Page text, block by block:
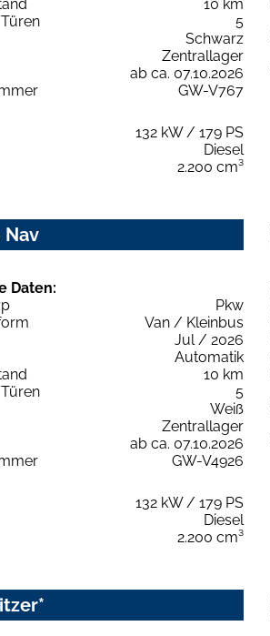
10 km
5
Schwarz
Zentrallager
ab ca. 07.10.2026
GW-V767
132 kW / 179 PS
Diesel
2.200 cm³
Nav
Daten:
Pkw
Van / Kleinbus
Jul / 2026
Automatik
10 km
5
Weiß
Zentrallager
ab ca. 07.10.2026
GW-V4926
132 kW / 179 PS
Diesel
2.200 cm³